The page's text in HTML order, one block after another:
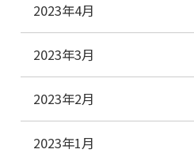
2023年4月
2023年3月
2023年2月
2023年1月